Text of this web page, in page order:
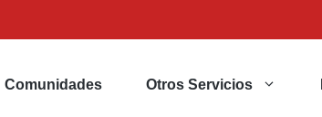
Comunidades Otros Servicios